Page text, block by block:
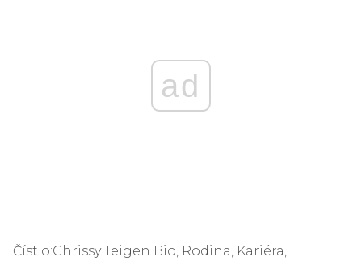
ad
Číst o:Chrissy Teigen Bio, Rodina, Kariéra,